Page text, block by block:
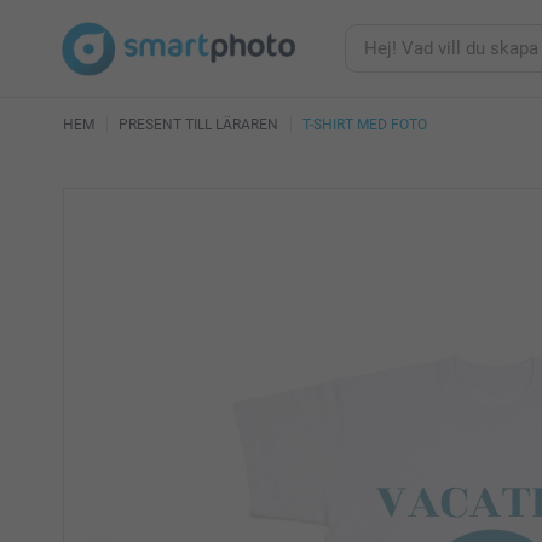
HEM PRESENT TILL LÄRAREN T-SHIRT MED FOTO